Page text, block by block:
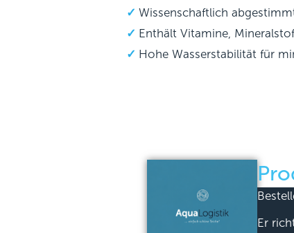
Wissenschaftlich
Enthält Vitamine,
Hohe Wasserstabilität für
Er